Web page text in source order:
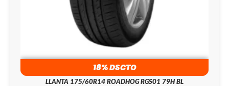
18% DSCTO
LLANTA 175/60R14 ROADHOG RGS01 79H BL